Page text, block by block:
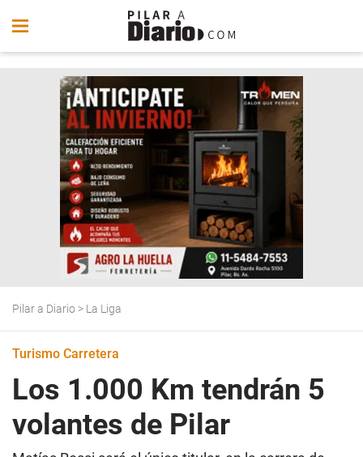
Pilar a Diario > La Liga
Turismo Carretera
Los 1.000 Km tendrán 5
volantes de Pilar